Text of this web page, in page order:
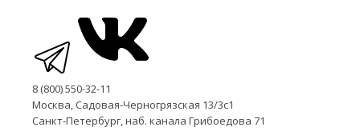
8 (800) 550-32-11
Москва, Садовая-Черногрязская 13/3с1
Санкт-Петербург, наб. канала Грибоедова 71